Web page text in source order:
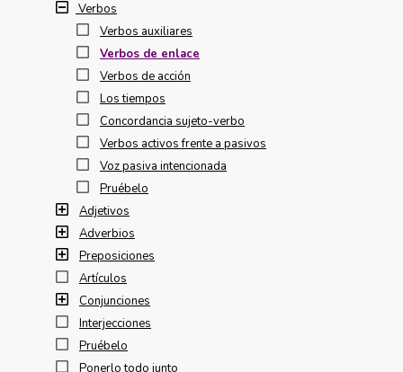
Verbos
Verbos auxiliares
Verbos de enlace
Verbos de acción
Los tiempos
Concordancia sujeto-verbo
Verbos activos frente a pasivos
Voz pasiva intencionada
Pruébelo
Adjetivos
Adverbios
Preposiciones
Artículos
Conjunciones
Interjecciones
Pruébelo
Ponerlo todo junto